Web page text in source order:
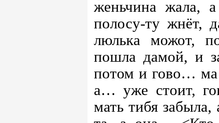
женьчина жала,
полосу-ту жнёт,
люлька можот,
пошла дамой, и
потом и гово…
а… уже стоит,
мать тибя